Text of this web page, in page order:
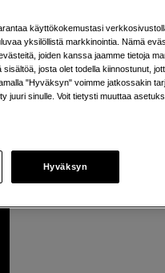
käyttökokemustasi
yksilöllistä markkinointia. Nämä
joiden kanssa jaamme tietoja
josta olet todella kiinnostunut,
"Hyväksyn" voimme jatkossakin
juuri sinulle. Voit tietysti muuttaa
Hyväksyn